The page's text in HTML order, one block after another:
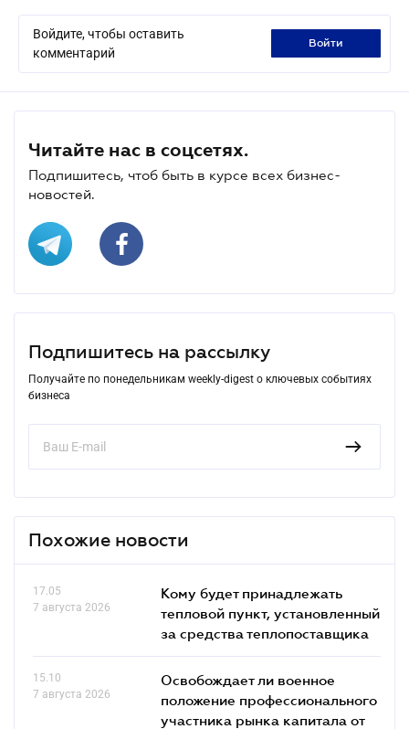
Войдите, чтобы оставить
комментарий
войти
Читайте нас в соцсетях.
Подпишитесь, чтоб быть в курсе всех бизнес-
новостей.
Подпишитесь на рассылку
Получайте по понедельникам weekly-digest о ключевых событиях
бизнеса
Похожие новости
17.05
7 августа 2026
Кому будет принадлежать
тепловой пункт, установленный
за средства теплопоставщика
15.10
7 августа 2026
Освобождает ли военное
положение профессионального
участника рынка капитала от